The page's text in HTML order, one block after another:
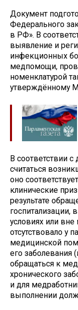
Документ
Федерального
в РФ». В
выявление и
инфекционных
медпомощи,
номенклатурой
утверждённому
В соответствии
считаться
оно
клинические
результате
госпитализации,
условиях или
отсутствовало у
медицинской
его заболевания
обращаться к
хронического
и для
выполнении